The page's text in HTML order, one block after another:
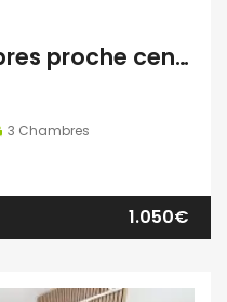
Colocation 3 chambres proche centre ville
3 Chambres
1.050€